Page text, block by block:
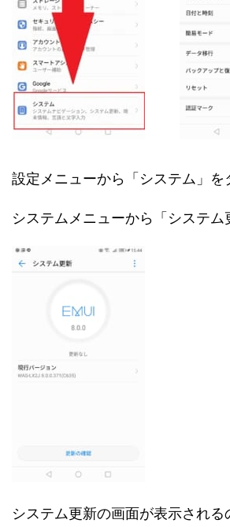
設定メニューから「システム」を
システムメニューから「システム
システム更新の画面が表示される